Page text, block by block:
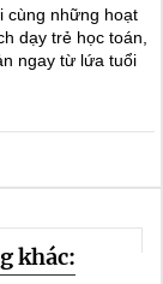
cùng những hoạt
dạy trẻ học toán,
ngay từ lứa tuổi
khác: